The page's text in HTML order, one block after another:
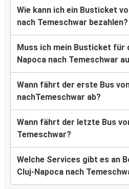
Wie kann ich ein Busticket
nach Temeschwar bezahlen?
Muss ich mein Busticket für
Napoca nach Temeschwar
Wann fährt der erste Bus
nachTemeschwar ab?
Wann fährt der letzte Bus
Temeschwar?
Welche Services gibt es an
Cluj-Napoca nach